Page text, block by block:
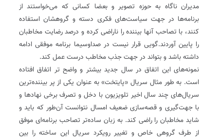
مدیران نا‌‌گاه به حوزه تصویر و بعضا کسانی که می‌خواستند از
برنامه‌ها در جهت سیاست‌های فکری دسته و گروهشان استفاده
کنند، با تصاحب آنها بیننده را ناراضی کرده و درصد رضایت مخاطبان
را پایین آوردند.گویی قرار نیست در صدا‌و‌سیما برنامه موفقی ادامه
داشته باشد و بتواند در جهت جذب مخاطب درست عمل کند.
نمونه‌های این اتفاق در سال جدید بیشتر و واضح تر اتفاق افتاده
است. به طور مثال سریال «پایتخت» به عنوان یکی از پر بیننده‌ترین
سریال‌های چند سال اخیر تلویزیون با دخل و تصرف برخی نهادها و
با جهت‌گیری و قصه‌سازی ضعیف امسال نتوانست آن‌طور که باید و
شاید مخاطبان را راضی کند. به زبان ساده‌تر تصاحب برنامه‌ای موفق
از طرف گروهی خاص و تغییر رویکرد سریال این ساخته را بین